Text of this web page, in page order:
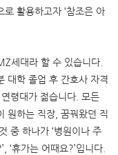
활용하고자 ‘참조은 아
세대라 할 수 있습니다.
대학 졸업 후 간호사 자격
령대가 젊습니다. 모든
원하는 직장, 꿈꿔왔던 직
중 하나가 ‘병원이나 주
‘휴가는 어때요?’입니다.